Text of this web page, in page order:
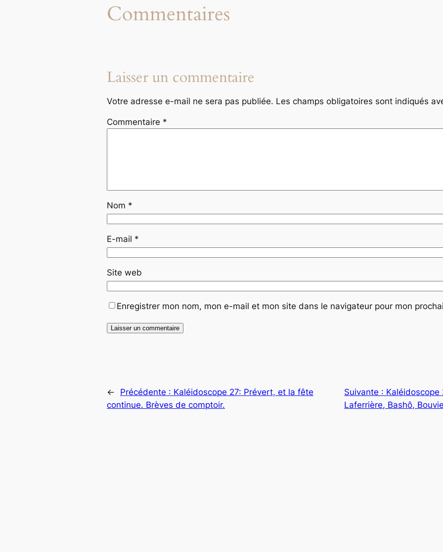
Commentaires
Laisser un commentaire
Votre adresse e-mail ne sera pas publiée. Les champs obligatoires sont indiqués
Commentaire *
Nom *
E-mail *
Site web
Enregistrer mon nom, mon e-mail et mon site dans le navigateur pour mon
← Précédente : Kaléidoscope 27: Prévert, et la fête
continue. Brèves de comptoir.
Suivante : Kaléidoscope
Laferrière, Bashô,